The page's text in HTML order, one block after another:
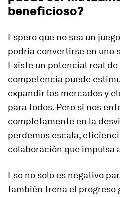
beneficioso?
Espero que no sea un
podría convertirse en uno
Existe un potencial real
competencia puede
expandir los mercados y
para todos. Pero si nos
completamente en la
perdemos escala,
colaboración que impulsa
Eso no solo es negativo
también frena el progreso